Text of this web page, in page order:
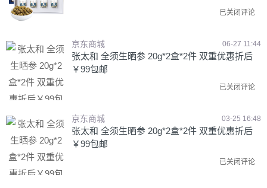
已关闭评论
京东商城 06-27 11:44
张太和 全须生晒参 20g*2盒*2件 双重优惠折后
￥99包邮
已关闭评论
京东商城 03-25 16:48
张太和 全须生晒参 20g*2盒*2件 双重优惠折后
￥99包邮
已关闭评论